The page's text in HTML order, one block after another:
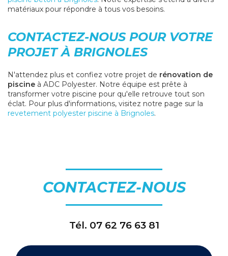
matériaux pour répondre à tous vos besoins.
CONTACTEZ-NOUS POUR VOTRE
PROJET À BRIGNOLES
N'attendez plus et confiez votre projet de rénovation de
piscine à ADC Polyester. Notre équipe est prête à
transformer votre piscine pour qu'elle retrouve tout son
éclat. Pour plus d'informations, visitez notre page sur la
revetement polyester piscine à Brignoles.
CONTACTEZ-NOUS
Tél. 07 62 76 63 81